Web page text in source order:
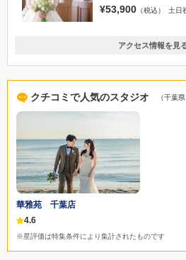
¥53,900 （税込） 土日
千葉県千葉市中央区中央1-11-1 ロイヤルパ
徒歩約3分 京成電鉄 千葉中央駅より徒歩
す。
043-222-1701
アクセス情報を見
クチコミで人気のスタジオ （千葉県
華雅苑 千葉店
4.6
※星評価は特集条件により集計されたものです